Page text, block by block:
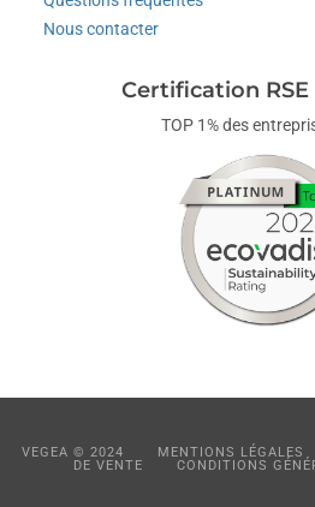
Nous contacter
Certification
TOP 1% des
VEGEA © 2024 MENTIONS LÉGALES
DE VENTE
CONDITIONS